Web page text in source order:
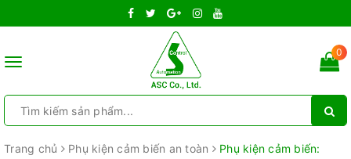
Toggle
0
Trang chủ Phụ kiện cảm biến an toàn
Phụ kiện cảm biến: